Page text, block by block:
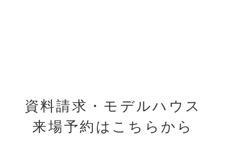
資料請求・モデルハウス
来場予約はこちらから